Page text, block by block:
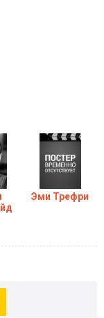
больные,
от Коралла, она
когда, в
дала сбой, но
качестве HD
Эми Трефри